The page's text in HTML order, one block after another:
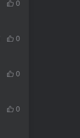
0
0
0
0